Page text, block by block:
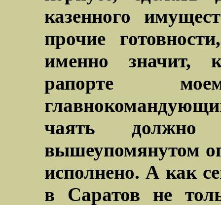
казенного
прочие
именно значит,
рапорте
чаять
вышеупомянутом
исполнено. А как
в Саратов не